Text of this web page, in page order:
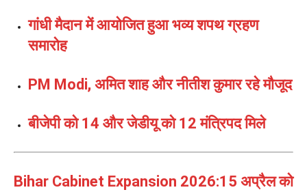
गांधी मैदान में आयोजित हुआ भव्य शपथ ग्रहण
समारोह
PM Modi, अमित शाह और नीतीश कुमार रहे मौजूद
बीजेपी को 14 और जेडीयू को 12 मंत्रिपद मिले
Bihar Cabinet Expansion 2026:15 अप्रैल को